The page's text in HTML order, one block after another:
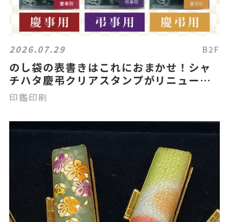
2026.07.29 B2F
のし袋の表書きはこれにおまかせ！シャ
チハタ慶弔クリアスタンプがリニューア
ル！
印鑑印刷